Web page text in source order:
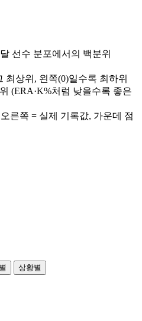
선수 분포에서의 백분위
최상위, 왼쪽(0)일수록 최하위
(ERA·K%처럼 낮을수록 좋은
른쪽 = 실제 기록값, 가운데 점
상황별